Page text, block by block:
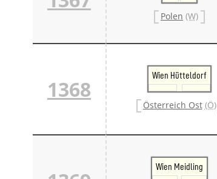
Polen (W)
1368
Wien Hütteldorf
Österreich Ost (Ö)
Wien Meidling